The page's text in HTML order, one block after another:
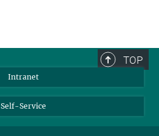
TOP
Intranet
Self-Service